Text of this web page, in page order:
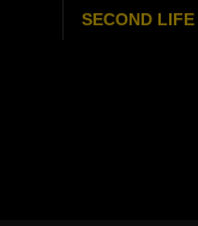
SECOND LIFE